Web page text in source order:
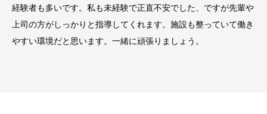
経験者も多いです。私も未経験で正直不安でした、ですが先輩や
上司の方がしっかりと指導してくれます。施設も整っていて働き
やすい環境だと思います。一緒に頑張りましょう。